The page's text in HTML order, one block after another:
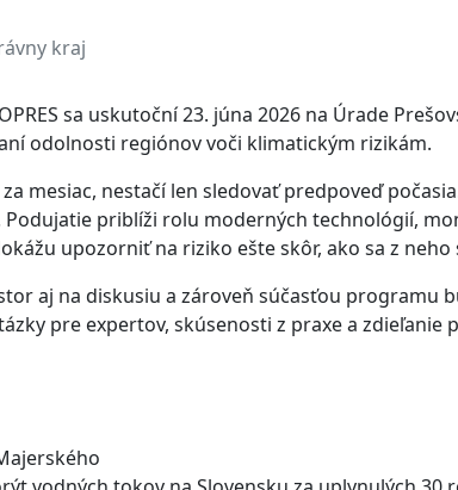
kraj
sa uskutoční 23. júna 2026 na Úrade
odolnosti regiónov voči klimatickým rizikám.
mesiac, nestačí len sledovať predpoveď
Podujatie priblíži rolu moderných technológií,
upozorniť na riziko ešte skôr, ako sa z
aj na diskusiu a zároveň súčasťou programu
pre expertov, skúsenosti z praxe a zdieľanie